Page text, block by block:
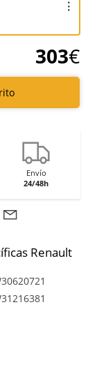
303€
Envío
24/48h
Renault